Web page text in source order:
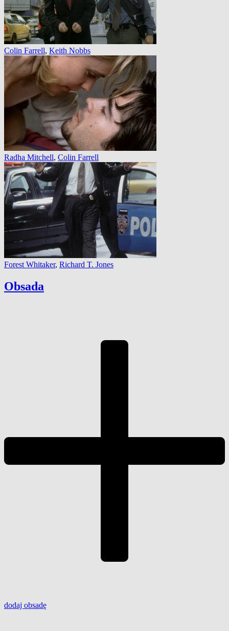
Colin Farrell, Keith Nobbs
Radha Mitchell, Colin Farrell
Forest Whitaker, Richard T. Jones
Obsada
dodaj obsadę